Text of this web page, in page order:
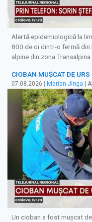
Alertă epidemiologică la
800 de oi dintr-o fermă
alpine din zona Transalpina
CIOBAN MUȘCAT DE URS
07.08.2026 | Marian Jinga |
Un cioban a fost mușcat